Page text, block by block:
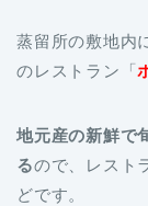
蒸留所の敷地内
のレストラン「
地元産の新鮮で
るので、レスト
どです。